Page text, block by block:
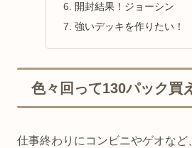
開封結果！ジョーシン
強いデッキを作りたい！
色々回って130パック買
仕事終わりにコンビニやゲオなど